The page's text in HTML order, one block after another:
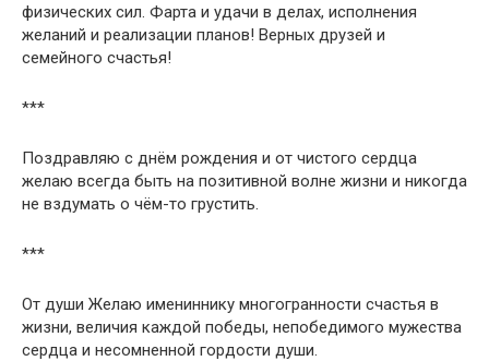
физических сил. Фарта и удачи в делах, исполнения
желаний и реализации планов! Верных друзей и
семейного счастья!
***
Поздравляю с днём рождения и от чистого сердца
желаю всегда быть на позитивной волне жизни и никогда
не вздумать о чём-то грустить.
***
От души Желаю имениннику многогранности счастья в
жизни, величия каждой победы, непобедимого мужества
сердца и несомненной гордости души.